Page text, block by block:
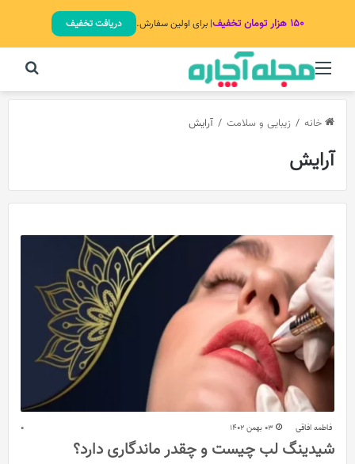
۱۵۰ هزار تومان تخفیف | برای اولین سفارش. دریافت تخفیف
منو
خانه / زیبایی و سلامت / آرایش
آرایش
فاطمه افاقی 03 بهمن 1402 0
شیدینگ لب چیست و چقدر ماندگاری دارد؟